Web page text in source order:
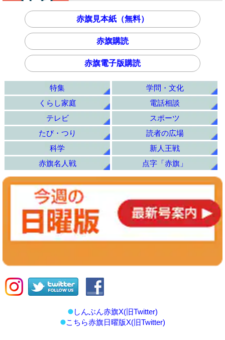
赤旗見本紙（無料）
赤旗購読
赤旗電子版購読
特集
学問・文化
くらし家庭
電話相談
テレビ
スポーツ
たび・つり
読者の広場
科学
新人王戦
赤旗名人戦
点字「赤旗」
しんぶん赤旗X(旧Twitter)
こちら赤旗日曜版X(旧Twitter)